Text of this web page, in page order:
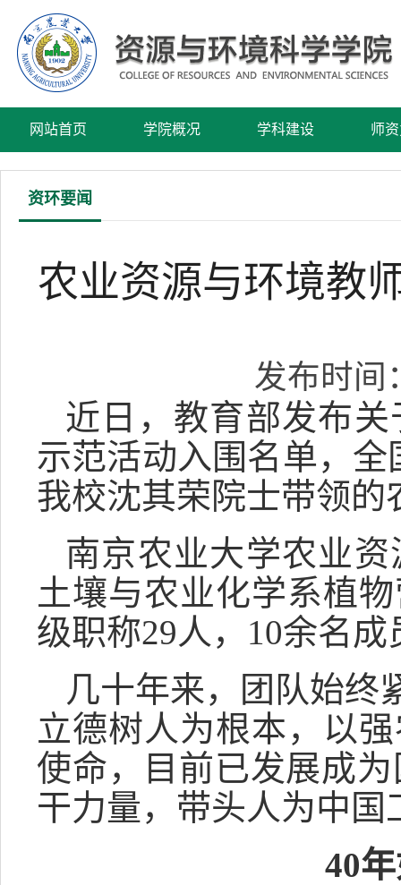
网站首页 学院概况 学科建设 师
资环要闻
农业资源与环境教
发布时间
近日，教育部发布
示范活动入围名单，
我校沈其荣院士带领
南京农业大学农业
土壤与农业化学系植
级职称29人，10余名
几十年来，团队始终
立德树人为根本，以
使命，目前已发展成
干力量，带头人为中
40